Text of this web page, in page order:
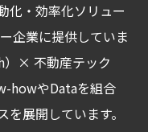
化・効率化ソリュー
企業に提供していま
）× 不動産テック
howやDataを組合
展開しています。